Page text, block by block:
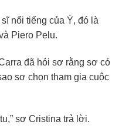
nổi tiếng của Ý, đó là
Piero Pelu.
đã hỏi sơ rằng sơ có
sơ chọn tham gia cuộc
sơ Cristina trả lời.